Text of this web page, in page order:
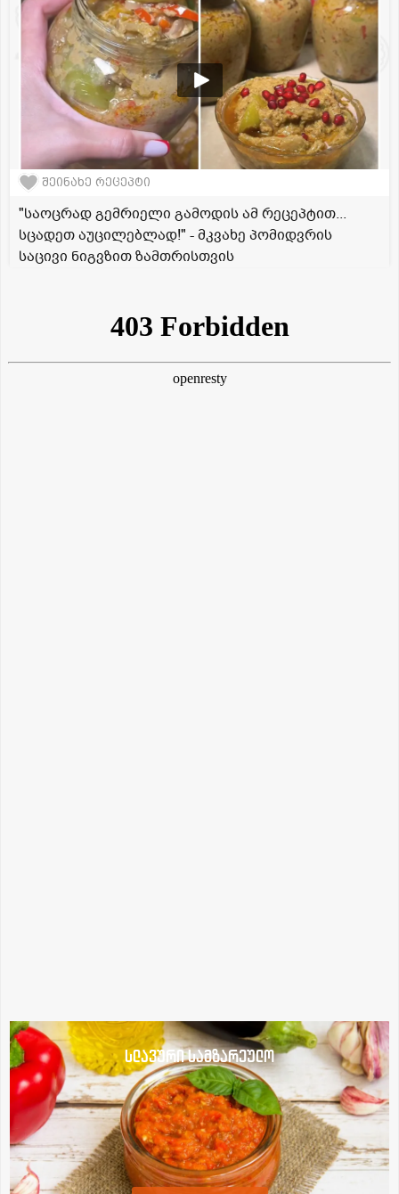
შეინახე რეცეპტი
"საოცრად გემრიელი გამოდის ამ რეცეპტით...
სცადეთ აუცილებლად!" - მკვახე პომიდვრის
საცივი ნიგვზით ზამთრისთვის
სლავური სამზარეულო